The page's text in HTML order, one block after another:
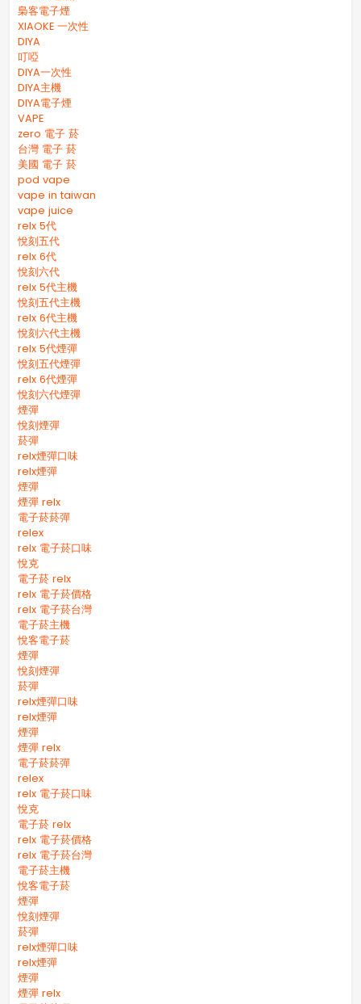
梟客電子煙
XIAOKE 一次性
DIYA
叮啞
DIYA一次性
DIYA主機
DIYA電子煙
VAPE
zero 電子 菸
台灣 電子 菸
美國 電子 菸
pod vape
vape in taiwan
vape juice
relx 5代
悅刻五代
relx 6代
悅刻六代
relx 5代主機
悅刻五代主機
relx 6代主機
悅刻六代主機
relx 5代煙彈
悅刻五代煙彈
relx 6代煙彈
悅刻六代煙彈
煙彈
悅刻煙彈
菸彈
relx煙彈口味
relx煙彈
煙彈
煙彈 relx
電子菸菸彈
relex
relx 電子菸口味
悅克
電子菸 relx
relx 電子菸價格
relx 電子菸台灣
電子菸主機
悅客電子菸
煙彈
悅刻煙彈
菸彈
relx煙彈口味
relx煙彈
煙彈
煙彈 relx
電子菸菸彈
relex
relx 電子菸口味
悅克
電子菸 relx
relx 電子菸價格
relx 電子菸台灣
電子菸主機
悅客電子菸
煙彈
悅刻煙彈
菸彈
relx煙彈口味
relx煙彈
煙彈
煙彈 relx